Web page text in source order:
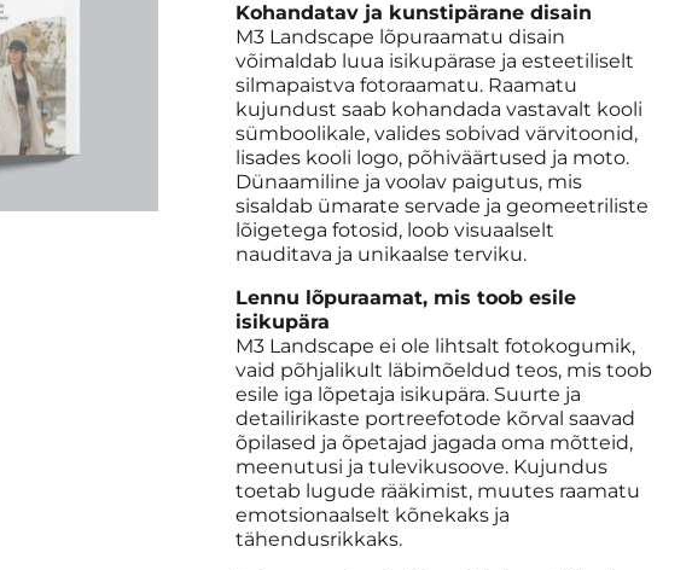
Kohandatav ja kunstipärane disain
M3 Landscape lõpuraamatu disain
võimaldab luua isikupärase ja esteetiliselt
silmapaistva fotoraamatu. Raamatu
kujundust saab kohandada vastavalt kooli
sümboolikale, valides sobivad värvitoonid,
lisades kooli logo, põhiväärtused ja moto.
Dünaamiline ja voolav paigutus, mis
sisaldab ümarate servade ja geomeetriliste
lõigetega fotosid, loob visuaalselt
nauditava ja unikaalse terviku.
Lennu lõpuraamat, mis toob esile
isikupära
M3 Landscape ei ole lihtsalt fotokogumik,
vaid põhjalikult läbimõeldud teos, mis toob
esile iga lõpetaja isikupära. Suurte ja
detailirikaste portreefotode kõrval saavad
õpilased ja õpetajad jagada oma mõtteid,
meenutusi ja tulevikusoove. Kujundus
toetab lugude rääkimist, muutes raamatu
emotsionaalselt kõnekaks ja
tähendusrikkaks.